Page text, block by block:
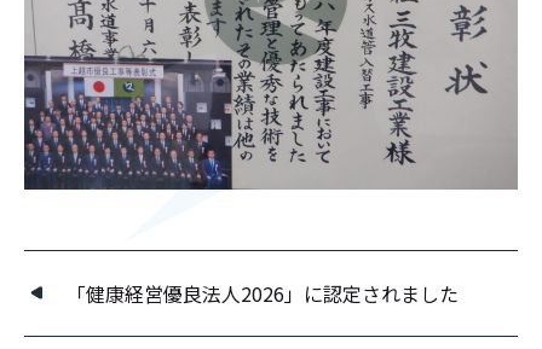
「健康経営優良法人2026」に認定されました